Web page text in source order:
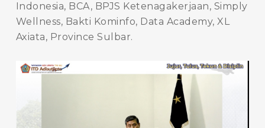
Indonesia, BCA, BPJS Ketenagakerjaan, Simply
Wellness, Bakti Kominfo, Data Academy, XL
Axiata, Province Sulbar.